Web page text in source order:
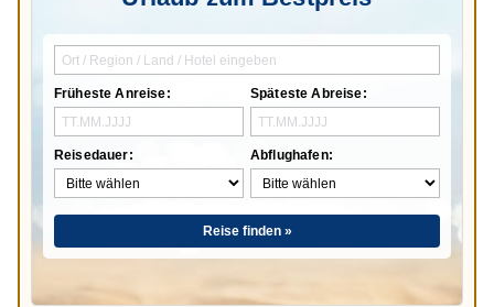
Früheste Anreise:
Reisedauer:
Späteste Abreise:
Abflughafen:
Reise finden »